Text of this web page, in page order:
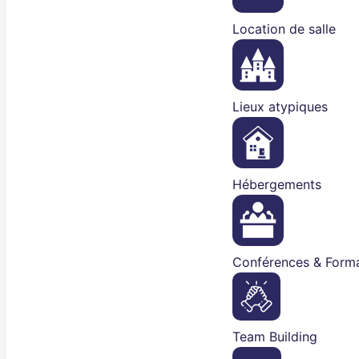
Location de salle
Lieux atypiques
Hébergements
Conférences &
Team Building